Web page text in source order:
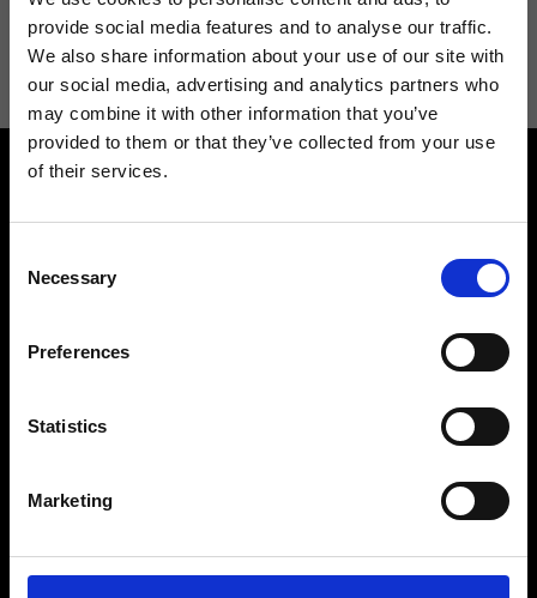
provide social media features and to analyse our traffic.
We also share information about your use of our site with
our social media, advertising and analytics partners who
may combine it with other information that you’ve
provided to them or that they’ve collected from your use
of their services.
Selection
Necessary
Preferences
Statistics
Marketing
Acconsento a ricevere novità e promo da Ripani. Per maggiori
informazioni consulta laPrivacy Policy.
Trova il tuo negozio Ripani
Entra nella Community
Rispondiamo a tutte le tue